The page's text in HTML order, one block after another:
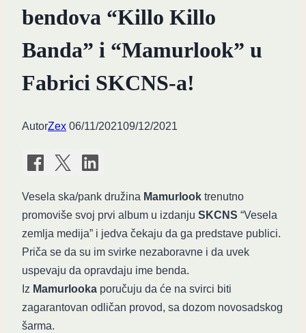
bendova “Killo Killo
Banda” i “Mamurlook” u
Fabrici SKCNS-a!
AutorZex 06/11/202109/12/2021
Vesela ska/pank družina Mamurlook trenutno
promoviše svoj prvi album u izdanju SKCNS “Vesela
zemlja medija” i jedva čekaju da ga predstave publici.
Priča se da su im svirke nezaboravne i da uvek
uspevaju da opravdaju ime benda.
Iz Mamurlooka poručuju da će na svirci biti
zagarantovan odličan provod, sa dozom novosadskog
šarma.